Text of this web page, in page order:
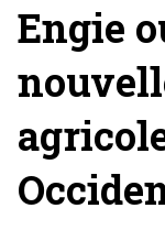
Engie